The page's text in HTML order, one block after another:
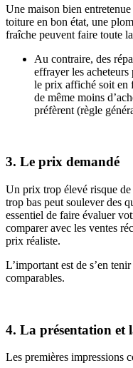
Une maison bien
toiture en bon état, une
fraîche peuvent faire toute
Au contraire, des
effrayer les
le prix affiché soit en
de même moins
préfèrent (règle
3. Le prix demandé
Un prix trop élevé risque
trop bas peut soulever des
essentiel de faire évaluer
comparer avec les ventes
prix réaliste.
L’important est de s’en
comparables.
4. La présentation et
Les premières impressions